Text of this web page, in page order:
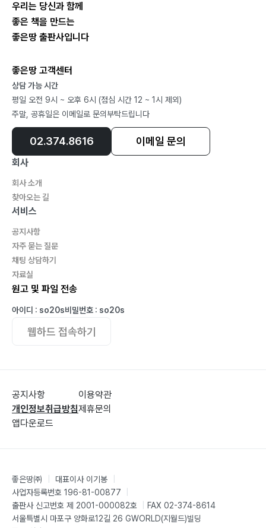
우리는 당신과 함께
좋은 책을 만드는
좋은땅 출판사입니다
좋은땅 고객센터
상담 가능 시간
평일 오전 9시 ~ 오후 6시 (점심 시간 12 ~ 1시 제외)
주말, 공휴일은 이메일로 문의부탁드립니다
02.374.8616 이메일 문의
회사
회사 소개
찾아오는 길
서비스
공지사항
자주 묻는 질문
채팅 상담하기
자료실
원고 및 파일 전송
아이디 : so20s비밀번호 : so20s
웹하드 접속하기
공지사항
개인정보취급방침
앱다운로드
이용약관
제휴문의
좋은땅㈜ 대표이사 이기봉
사업자등록번호 196-81-00877
출판사 신고번호 제 2001-000082호
FAX 02-374-8614
서울특별시 마포구 양화로12길 26 GWORLD(지월드)빌딩